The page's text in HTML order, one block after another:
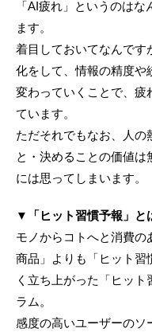
「AI疲れ」というのは
ます。
着目しておいてなんです
化をして、情報の精度や
変わっていくことで、疲
ています。
ただそれでもなお、人の
と・決めることの価値
には思ってしまいます。
▼「ヒット習慣予報」と
モノからコトへと消費の
商品」よりも「ヒット習
く立ち上がった「ヒッ
ラム。
感度の高いユーザーのソ